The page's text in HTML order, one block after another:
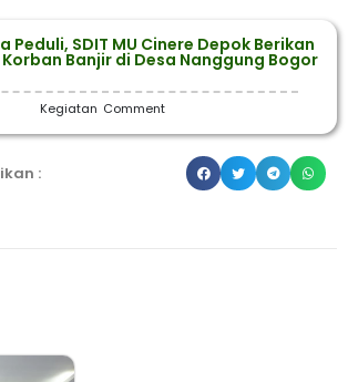
Peduli, SDIT MU Cinere Depok Berikan
Banjir di Desa Nanggung Bogor
Kegiatan Comment
: